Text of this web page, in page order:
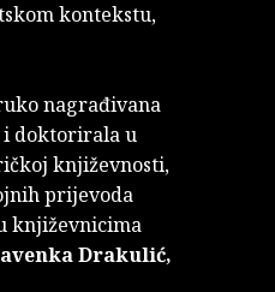
kontekstu,
nagrađivana
doktorirala u
književnosti,
prijevoda
književnicima
Drakulić,